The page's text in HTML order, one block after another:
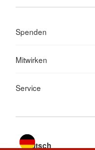
Spenden
Mitwirken
Service
Sprache wechseln zu